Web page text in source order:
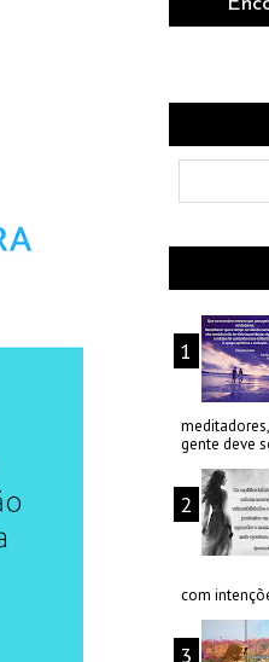
gente deve
com